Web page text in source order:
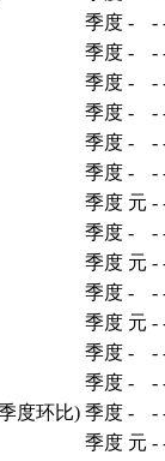
季度 - -
季度 - -
季度 - -
季度 - -
季度 - -
季度 - -
季度 元 -
季度 - -
季度 元 -
季度 - -
季度 元 -
季度 - -
季度 - -
度环比) 季度 - -
季度 元 -